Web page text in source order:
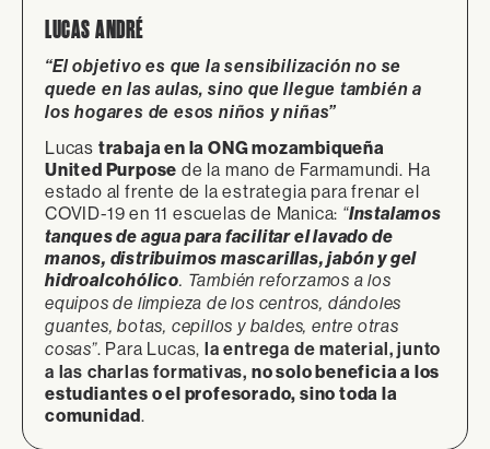
LUCAS ANDRÉ
“El objetivo es que la sensibilización no se
quede en las aulas, sino que llegue también a
los hogares de esos niños y niñas”
Lucas trabaja en la ONG mozambiqueña
United Purpose de la mano de Farmamundi. Ha
estado al frente de la estrategia para frenar el
COVID-19 en 11 escuelas de Manica: “Instalamos
tanques de agua para facilitar el lavado de
manos, distribuimos mascarillas, jabón y gel
hidroalcohólico. También reforzamos a los
equipos de limpieza de los centros, dándoles
guantes, botas, cepillos y baldes, entre otras
cosas”. Para Lucas,la entrega de material, junto
a las charlas formativas, no solo beneficia a los
estudiantes o el profesorado, sino toda la
comunidad.